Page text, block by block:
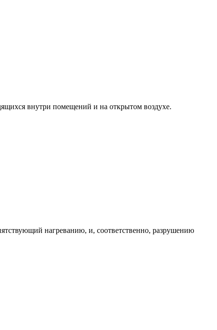
внутри помещений и на открытом воздухе.
нагреванию, и, соответственно, разрушению